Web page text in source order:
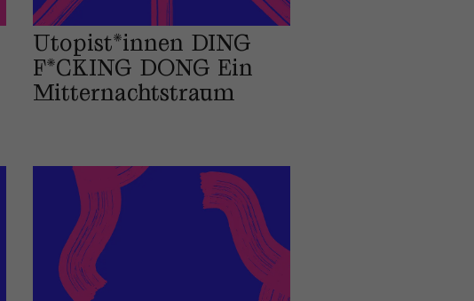
Utopist*innen DING
F*CKING DONG Ein
Mitternachtstraum